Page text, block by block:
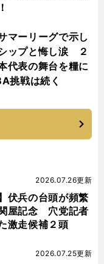
マーリーグで示し
ップと悔し涙 ２
代表の舞台を糧に
挑戦は続く
伏兵の台頭が頻繁
屋記念 穴党記者
激走候補２頭
2026.07.26更新
2026.07.25更新